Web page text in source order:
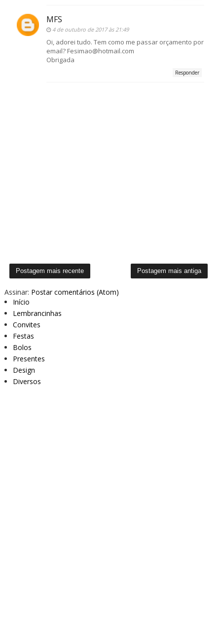
MFS
4 de outubro de 2017 às 21:49
Oi, adorei tudo. Tem como me passar orçamento por
email? Fesimao@hotmail.com
Obrigada
Responder
Postagem mais recente Postagem mais antiga
Assinar: Postar comentários (Atom)
Início
Lembrancinhas
Convites
Festas
Bolos
Presentes
Design
Diversos